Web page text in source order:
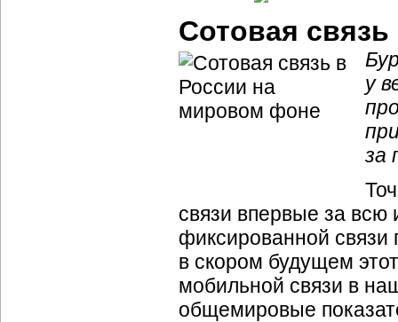
Сотовая
у
за
связи впервые за
фиксированной связи
в скором будущем
мобильной связи в
общемировые